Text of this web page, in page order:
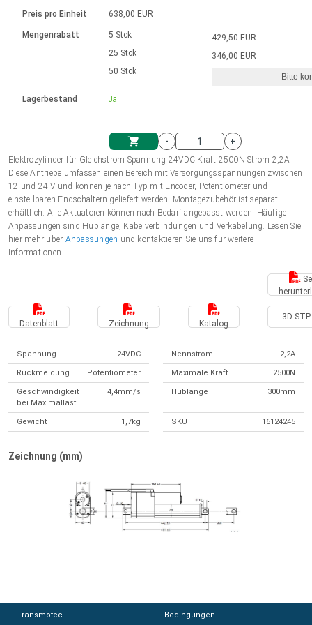
Einheitssystem
Einkaufswagen
Hubmagnete
230 - 50 Hz | 110 - 60 Hz
Drehzahlregelung für die AIS-Serie
Bürstenlose Gleichstrommotoren
mit Planetengetriebe und internem
Ø 28-42| 1-1400 rpm | <= 290Ncm
Bürstenlose DC Motor Controller
Gleichstrommotoren mit
Schneckengetriebe und Bürsten
Ø43-124mm | 31-425rpm | ≤ 41Nm
Treiber für Gleichstrommotoren mit
Synchron-Asynchron | für 1-4 Elektrozylinder
Synchron-Asynchron | für 1-4 Elektrozylinder
Français (EUR)
Polski (EUR)
Norsk (NOK)
Suomi (EUR)
Preis pro Einheit
Mengenrabatt
Lagerbestand
638,00 EUR
5 Stck
25 Stck
50 Stck
Ja
429,50 EUR
346,00 EUR
Bitte
-
+
Elektrozylinder für Gleichstrom Spannung 24VDC Kraft 2500N Strom 2,2A
Diese Antriebe umfassen einen Bereich mit Versorgungsspannungen zwischen
12 und 24 V und können je nach Typ mit Encoder, Potentiometer und
einstellbaren Endschaltern geliefert werden. Montagezubehör ist separat
erhältlich. Alle Aktuatoren können nach Bedarf angepasst werden. Häufige
Anpassungen sind Hublänge, Kabelverbindungen und Verkabelung. Lesen Sie
hier mehr über Anpassungen und kontaktieren Sie uns für weitere
Informationen.
Datenblatt Zeichnung Katalog
3D STP
Spannung 24VDC Nennstrom 2,2A
Rückmeldung Potentiometer Maximale Kraft 2500N
Geschwindigkeit
bei Maximallast
4,4mm/s Hublänge 300mm
Gewicht 1,7kg SKU 16124245
Zeichnung (mm)
Transmotec Bedingungen
Transmotec Bedingungen